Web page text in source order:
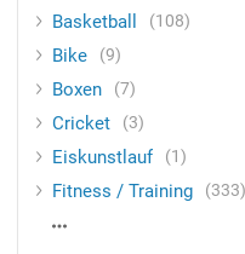
Basketball 108
Bike 9
Boxen 7
Cricket 3
Eiskunstlauf 1
Fitness / Training 333